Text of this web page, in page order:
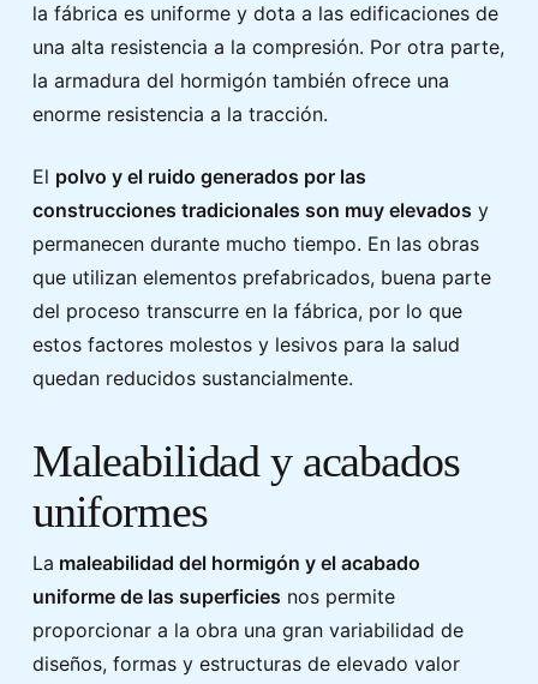
la fábrica es uniforme y dota a las edificaciones de
una alta resistencia a la compresión. Por otra parte,
la armadura del hormigón también ofrece una
enorme resistencia a la tracción.
El polvo y el ruido generados por las
construcciones tradicionales son muy elevados y
permanecen durante mucho tiempo. En las obras
que utilizan elementos prefabricados, buena parte
del proceso transcurre en la fábrica, por lo que
estos factores molestos y lesivos para la salud
quedan reducidos sustancialmente.
Maleabilidad y acabados
uniformes
La maleabilidad del hormigón y el acabado
uniforme de las superficies nos permite
proporcionar a la obra una gran variabilidad de
diseños, formas y estructuras de elevado valor